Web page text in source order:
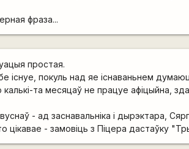
фраза...
простая.
існуе, покуль над яе існаваньнем
та месяцаў не працуе афіцыйна,
- ад заснавальніка і дырэктара,
цікавае - замовіць з Піцера дастаўку